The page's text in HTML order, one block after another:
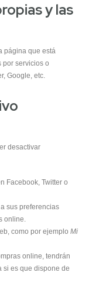
y las
página que está
por servicios o
Google, etc.
desactivar
Facebook, Twitter o
sus preferencias
online.
como por ejemplo Mi
online, tendrán
si es que dispone de